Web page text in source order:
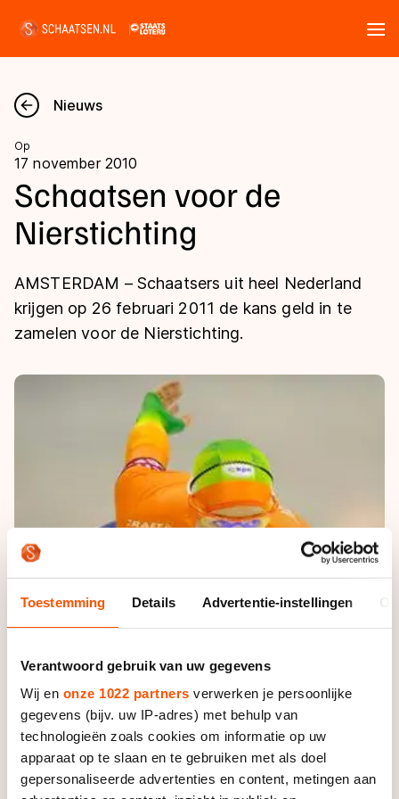
Toestemming Details Advertentie-instellingen
Verantwoord gebruik van uw gegevens
Wij en onze 1022 partners verwerken je persoonlijke
gegevens (bijv. uw IP-adres) met behulp van
technologieën zoals cookies om informatie op uw
apparaat op te slaan en te gebruiken met als doel
gepersonaliseerde advertenties en content, metingen aan
Nieuws
Kalender
Disciplines
Langebaan
Shorttrack
Uitslagen
Langebaan
Tijden & historie
Ranglijsten Langebaan
Persoonlijke records & tijden
Historie & statistiek
Inschrijven wedstrijden
Algemene Nederlandse Schaatstijd
Deze zomer de weg op
Waar kan ik schaatsen en skaten?
Schaatsfans
Alles voor jou als schaatsfan
Tickets
Livestreams
Word schaatsfan!
Winacties
Olympische Spelen
Olympische Spelen
Medaillespiegel
Olympische uitslagen
Van Jong tot Goud verhalen
Nieuws
Op
17 november 2010
Schaatsen voor de
Nierstichting
AMSTERDAM – Schaatsers uit heel Nederland
krijgen op 26 februari 2011 de kans geld in te
zamelen voor de Nierstichting.
Op de ijsbaan van Flevonice in Biddinghuizen gaat dan